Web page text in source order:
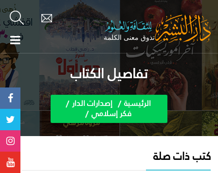
تفاصيل الكتاب
الرئيسية إصدارات الدار
فكر إسلامي
كتب ذات صلة